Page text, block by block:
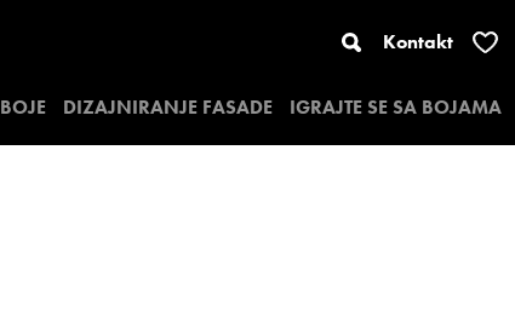
Kontakt
DIZAJNIRANJE FASADE IGRAJTE SE SA BOJAMA